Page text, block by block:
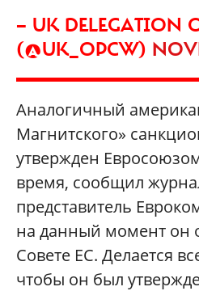
— UK DELEGATION
(@UK_OPCW)
Аналогичный
Магнитского»
утвержден
время, сообщил
представитель
на данный момент он
Совете ЕС. Делается
чтобы он был